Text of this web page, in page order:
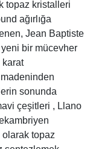
topaz kristalleri
ağırlığa
Jean Baptiste
yeni bir mücevher
karat
madeninden
sonunda
çeşitleri , Llano
topaz